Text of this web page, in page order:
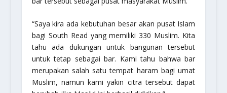
“Saya kira ada kebutuhan besar akan pusat Islam
bagi South Read yang memiliki 330 Muslim. Kita
tahu ada dukungan untuk bangunan tersebut
untuk tetap sebagai bar. Kami tahu bahwa bar
merupakan salah satu tempat haram bagi umat
Muslim, namun kami yakin citra tersebut dapat